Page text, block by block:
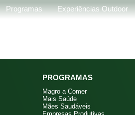
Programas Experiências Outdoor
PROGRAMAS
Magro a Comer
Mais Saúde
Mães Saudáveis